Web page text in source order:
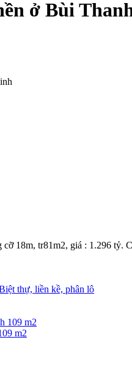
ở Bùi
18m, tr81m2, giá : 1.296 tỷ.
thự, liền kề, phân lô
m2